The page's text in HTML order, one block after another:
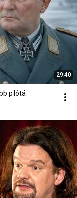
29:40
pilótái